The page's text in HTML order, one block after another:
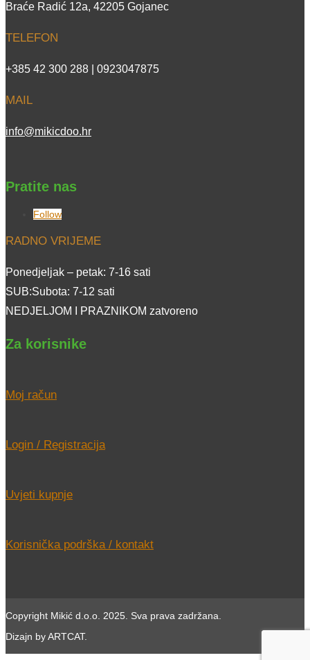
Braće Radić 12a, 42205 Gojanec
TELEFON
+385 42 300 288 | 0923047875
MAIL
info@mikicdoo.hr
Pratite nas
Follow
RADNO VRIJEME
Ponedjeljak – petak: 7-16 sati
SUB:Subota: 7-12 sati
NEDJELJOM I PRAZNIKOM zatvoreno
Za korisnike
Moj račun
Login / Registracija
Uvjeti kupnje
Korisnička podrška / kontakt
Copyright Mikić d.o.o. 2025. Sva prava zadržana.
Dizajn by ARTCAT.